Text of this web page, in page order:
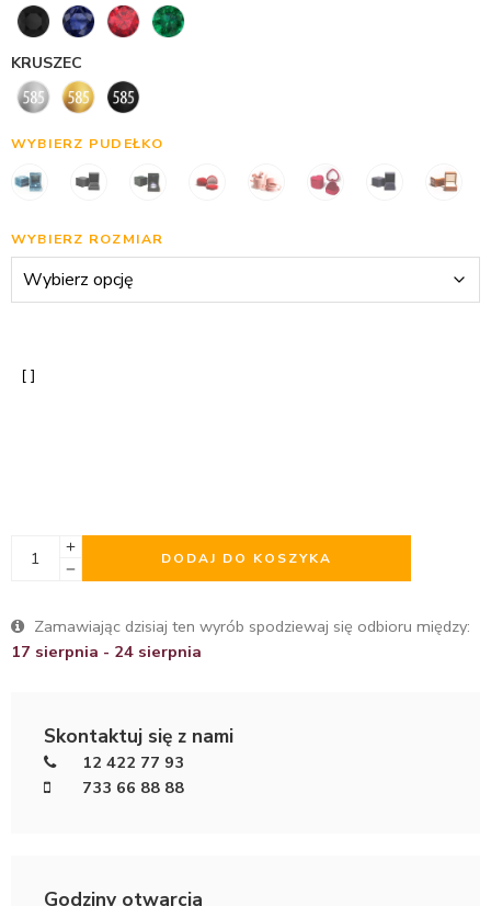
KRUSZEC
WYBIERZ PUDEŁKO
WYBIERZ ROZMIAR
DODAJ DO KOSZYKA
Zamawiając dzisiaj ten wyrób spodziewaj się odbioru między:
17 sierpnia - 24 sierpnia
Skontaktuj się z nami
12 422 77 93
733 66 88 88
Godziny otwarcia